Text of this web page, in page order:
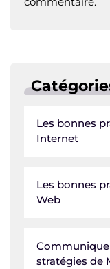
Les bonnes
Internet
Les bonnes
Web
stratégies de